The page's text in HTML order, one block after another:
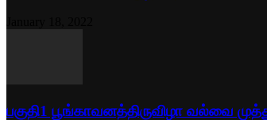
பகுதி1 பூங்காவனத்திருவிழா வல்வை